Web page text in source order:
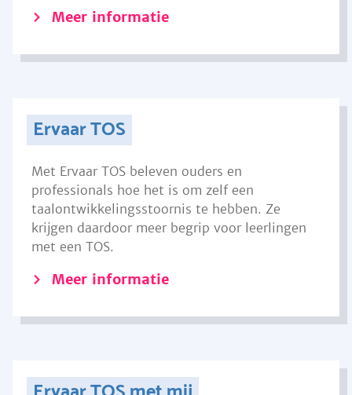
Meer informatie
Ervaar TOS
Met Ervaar TOS beleven ouders en
professionals hoe het is om zelf een
taalontwikkelingsstoornis te hebben. Ze
krijgen daardoor meer begrip voor leerlingen
met een TOS.
Meer informatie